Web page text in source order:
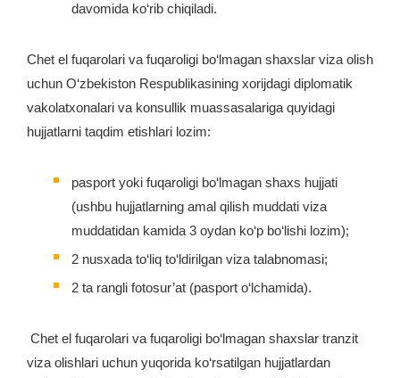
davomida ko‘rib chiqiladi.
Chet el fuqarolari va fuqaroligi bo‘lmagan shaxslar viza olish
uchun O‘zbekiston Respublikasining xorijdagi diplomatik
vakolatxonalari va konsullik muassasalariga quyidagi
hujjatlarni taqdim etishlari lozim:
pasport yoki fuqaroligi bo‘lmagan shaxs hujjati
(ushbu hujjatlarning amal qilish muddati viza
muddatidan kamida 3 oydan ko‘p bo‘lishi lozim);
2 nusxada to‘liq to‘ldirilgan viza talabnomasi;
2 ta rangli fotosur’at (pasport o‘lchamida).
Chet el fuqarolari va fuqaroligi bo‘lmagan shaxslar tranzit
viza olishlari uchun yuqorida ko‘rsatilgan hujjatlardan